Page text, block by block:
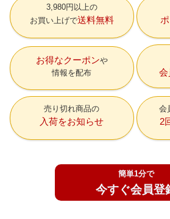
3,980円以上の
お買い上げで送料無料
お得なクーポン
情報を配布
売り切れ商品の
入荷をお知らせ
会
2
簡単1分で
今すぐ会員登